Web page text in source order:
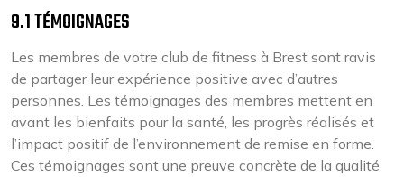
9.1 TÉMOIGNAGES
Les membres de votre club de fitness à Brest sont ravis
de partager leur expérience positive avec d’autres
personnes. Les témoignages des membres mettent en
avant les bienfaits pour la santé, les progrès réalisés et
l’impact positif de l’environnement de remise en forme.
Ces témoignages sont une preuve concrète de la qualité